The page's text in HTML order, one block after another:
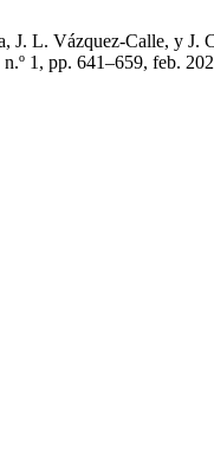
L. Vázquez-Calle, y J.
1, pp. 641–659, feb.